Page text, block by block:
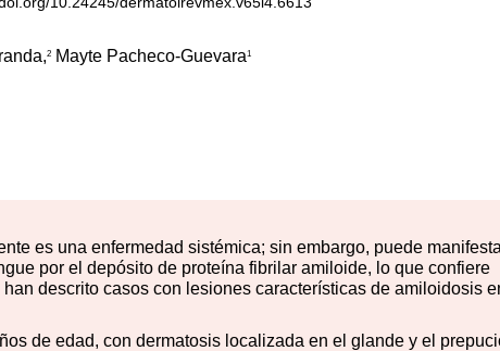
2 Mayte Pacheco-Guevara1
es una enfermedad sistémica; sin embargo, puede
por el depósito de proteína fibrilar amiloide, lo que confiere
descrito casos con lesiones características de amiloidosis
de edad, con dermatosis localizada en el glande y el